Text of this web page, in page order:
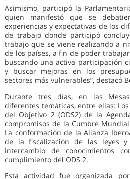
Asimismo, participó la
quien manifestó que se
experiencias y expectativas de los
de trabajo donde participó
trabajo que se viene realizando a
de los países, a fin de poder
buscando una activa participación
y buscar mejoras en los
sectores más vulnerables”, destacó
Durante tres días, en las
diferentes temáticas, entre ellas:
del Objetivo 2 (ODS2) de la
compromisos de la Cumbre
La conformación de la Alianza
de la fiscalización de las leyes
intercambio de conocimientos
cumplimiento del ODS 2.
Esta actividad fue organizada